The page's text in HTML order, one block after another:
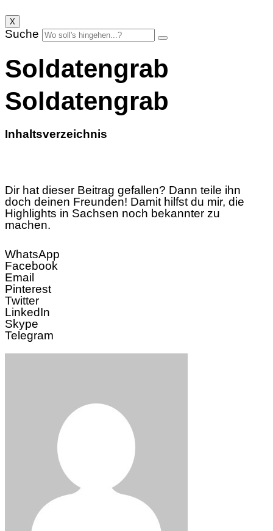
X
Suche
Soldatengrab
Soldatengrab
Inhaltsverzeichnis
Dir hat dieser Beitrag gefallen? Dann teile ihn
doch deinen Freunden! Damit hilfst du mir, die
Highlights in Sachsen noch bekannter zu
machen.
WhatsApp
Facebook
Email
Pinterest
Twitter
LinkedIn
Skype
Telegram